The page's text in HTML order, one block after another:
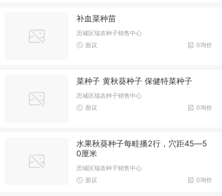
补血菜种苗
历城区瑞农种子销售中心
0询价
面议
菜种子 黄秋葵种子 保健特菜种子
历城区瑞农种子销售中心
0询价
面议
水果秋葵种子每畦播2行，穴距45―5
0厘米
历城区瑞农种子销售中心
0询价
面议